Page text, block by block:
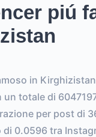
piú
in Kirghizistan
un totale di
per post di
0.0596 tra